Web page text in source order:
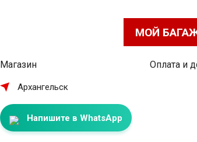
МОЙ
Магазин Оплата и
Архангельск
Напишите в WhatsApp